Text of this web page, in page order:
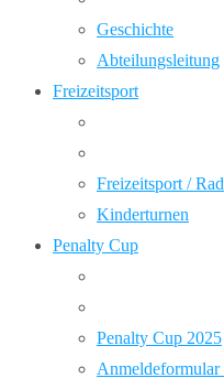
Geschichte
Abteilungsleitung
Freizeitsport
Freizeitsport /
Kinderturnen
Penalty Cup
Penalty Cup 2025
Anmeldeformular